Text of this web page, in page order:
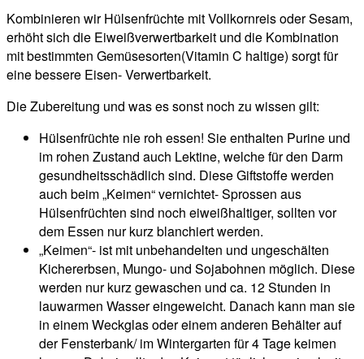
Kombinieren wir Hülsenfrüchte mit Vollkornreis oder Sesam,
erhöht sich die Eiweißverwertbarkeit und die Kombination
mit bestimmten Gemüsesorten(Vitamin C haltige) sorgt für
eine bessere Eisen- Verwertbarkeit.
Die Zubereitung und was es sonst noch zu wissen gilt:
Hülsenfrüchte nie roh essen! Sie enthalten Purine und
im rohen Zustand auch Lektine, welche für den Darm
gesundheitsschädlich sind. Diese Giftstoffe werden
auch beim „Keimen“ vernichtet- Sprossen aus
Hülsenfrüchten sind noch eiweißhaltiger, sollten vor
dem Essen nur kurz blanchiert werden.
„Keimen“- ist mit unbehandelten und ungeschälten
Kichererbsen, Mungo- und Sojabohnen möglich. Diese
werden nur kurz gewaschen und ca. 12 Stunden in
lauwarmen Wasser eingeweicht. Danach kann man sie
in einem Weckglas oder einem anderen Behälter auf
der Fensterbank/ im Wintergarten für 4 Tage keimen